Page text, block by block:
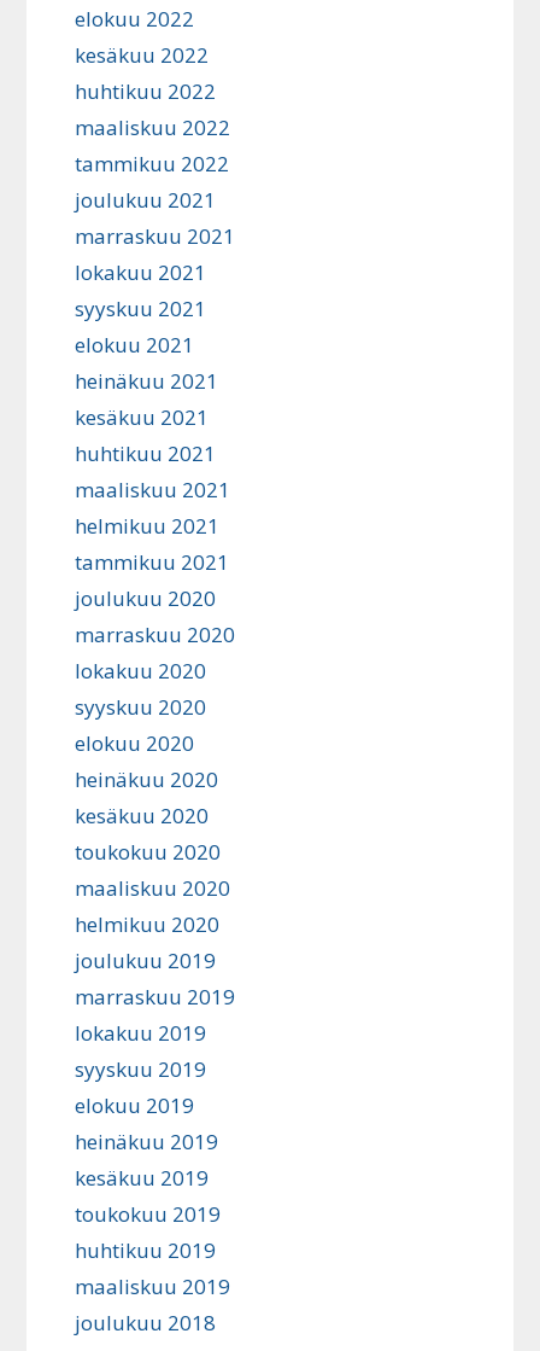
elokuu 2022
kesäkuu 2022
huhtikuu 2022
maaliskuu 2022
tammikuu 2022
joulukuu 2021
marraskuu 2021
lokakuu 2021
syyskuu 2021
elokuu 2021
heinäkuu 2021
kesäkuu 2021
huhtikuu 2021
maaliskuu 2021
helmikuu 2021
tammikuu 2021
joulukuu 2020
marraskuu 2020
lokakuu 2020
syyskuu 2020
elokuu 2020
heinäkuu 2020
kesäkuu 2020
toukokuu 2020
maaliskuu 2020
helmikuu 2020
joulukuu 2019
marraskuu 2019
lokakuu 2019
syyskuu 2019
elokuu 2019
heinäkuu 2019
kesäkuu 2019
toukokuu 2019
huhtikuu 2019
maaliskuu 2019
joulukuu 2018